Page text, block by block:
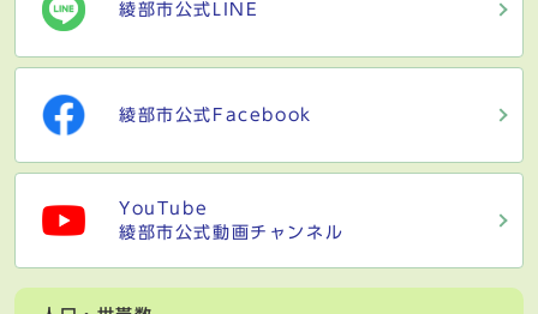
綾部市公式LINE
綾部市公式Facebook
YouTube
綾部市公式動画チャンネル